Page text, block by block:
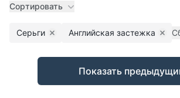
Сортировать
Серьги Remove filter
Английская застежка
Товары
Показать